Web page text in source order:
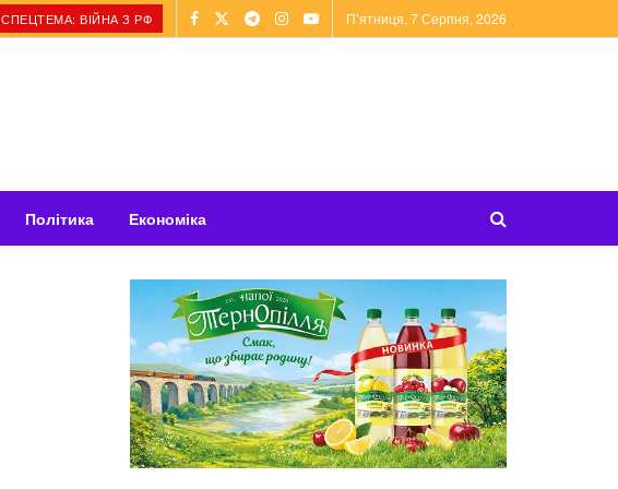
СПЕЦТЕМА: ВІЙНА З РФ П’ятниця, 7 Серпня, 2026
Політика Економіка